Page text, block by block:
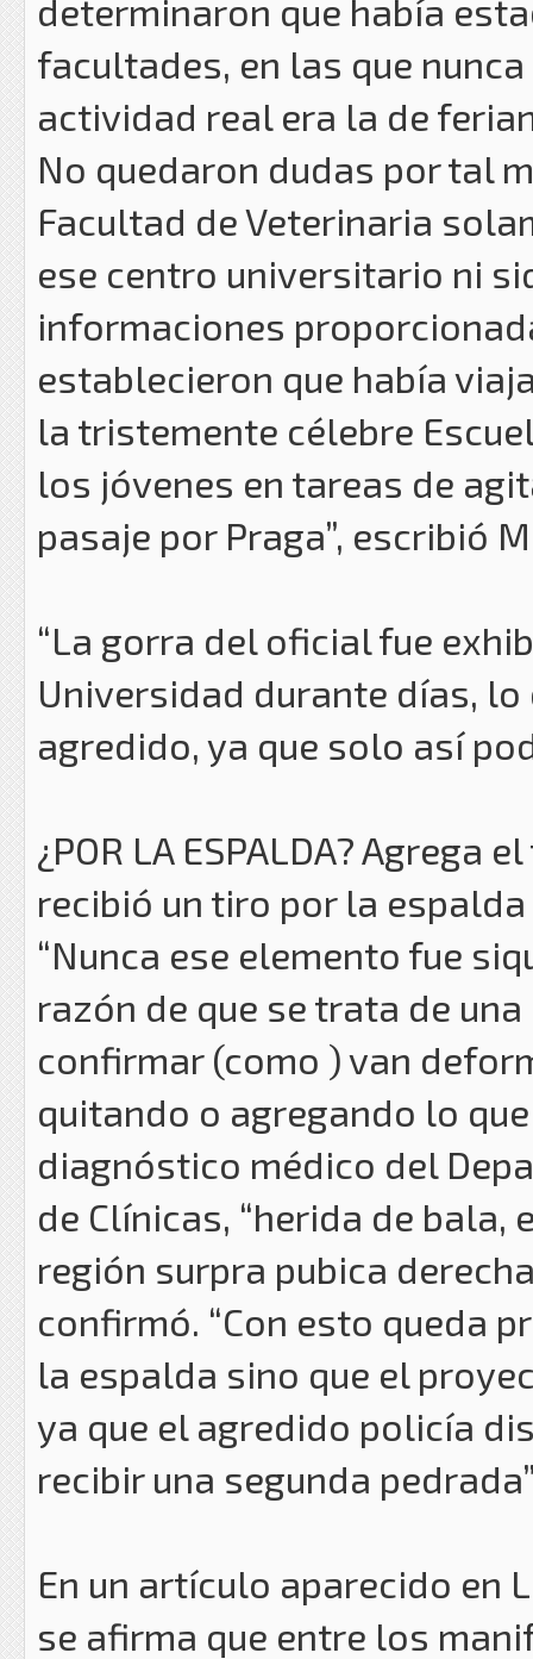
determinaron que había
facultades, en las que
actividad real era la de
No quedaron dudas por tal
Facultad de Veterinaria
ese centro universitario ni
informaciones
establecieron que había
la tristemente célebre
los jóvenes en tareas de
pasaje por Praga”, escribió
“La gorra del oficial fue
Universidad durante días,
agredido, ya que solo así
¿POR LA ESPALDA?
recibió un tiro por la espalda
“Nunca ese elemento fue
razón de que se trata de
confirmar (como ) van
quitando o agregando lo
diagnóstico médico del
de Clínicas, “herida de
región surpra pubica
confirmó. “Con esto queda
la espalda sino que el
ya que el agredido policía
recibir una segunda
En un artículo aparecido en
se afirma que entre los